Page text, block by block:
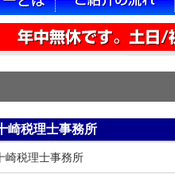
崎税理士事務所
崎税理士事務所